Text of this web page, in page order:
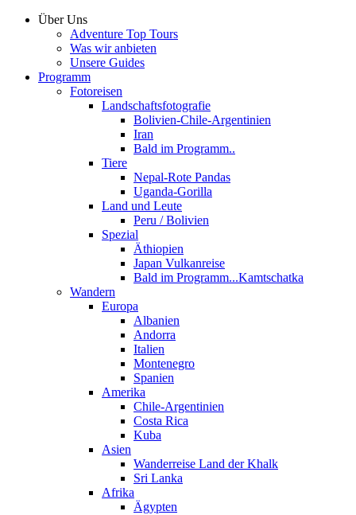
Über Uns
Adventure Top Tours
Was wir anbieten
Unsere Guides
Programm
Fotoreisen
Landschaftsfotografie
Bolivien-Chile-Argentinien
Iran
Bald im Programm..
Tiere
Nepal-Rote Pandas
Uganda-Gorilla
Land und Leute
Peru / Bolivien
Spezial
Äthiopien
Japan Vulkanreise
Bald im Programm...Kamtschatka
Wandern
Europa
Albanien
Andorra
Italien
Montenegro
Spanien
Amerika
Chile-Argentinien
Costa Rica
Kuba
Asien
Wanderreise Land der Khalk
Sri Lanka
Afrika
Ägypten